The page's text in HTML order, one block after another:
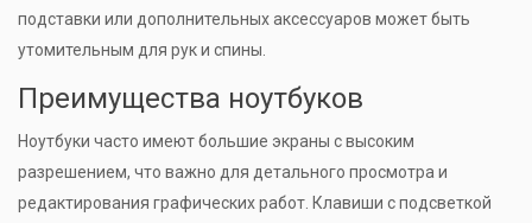
подставки или дополнительных аксессуаров может быть
утомительным для рук и спины.
Преимущества ноутбуков
Ноутбуки часто имеют большие экраны с высоким
разрешением, что важно для детального просмотра и
редактирования графических работ. Клавиши с подсветкой